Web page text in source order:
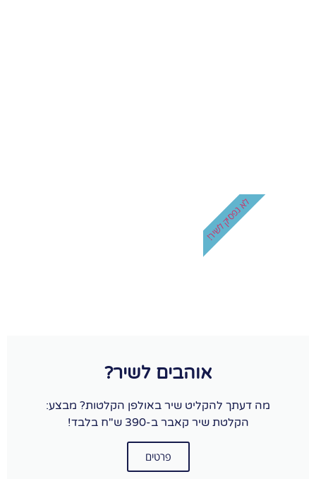
אוהבים לשיר?
מה דעתך להקליט שיר באולפן הקלטות? מבצע:
הקלטת שיר קאבר ב-390 ש"ח בלבד!
פרטים
לא נפסיק לשיר!